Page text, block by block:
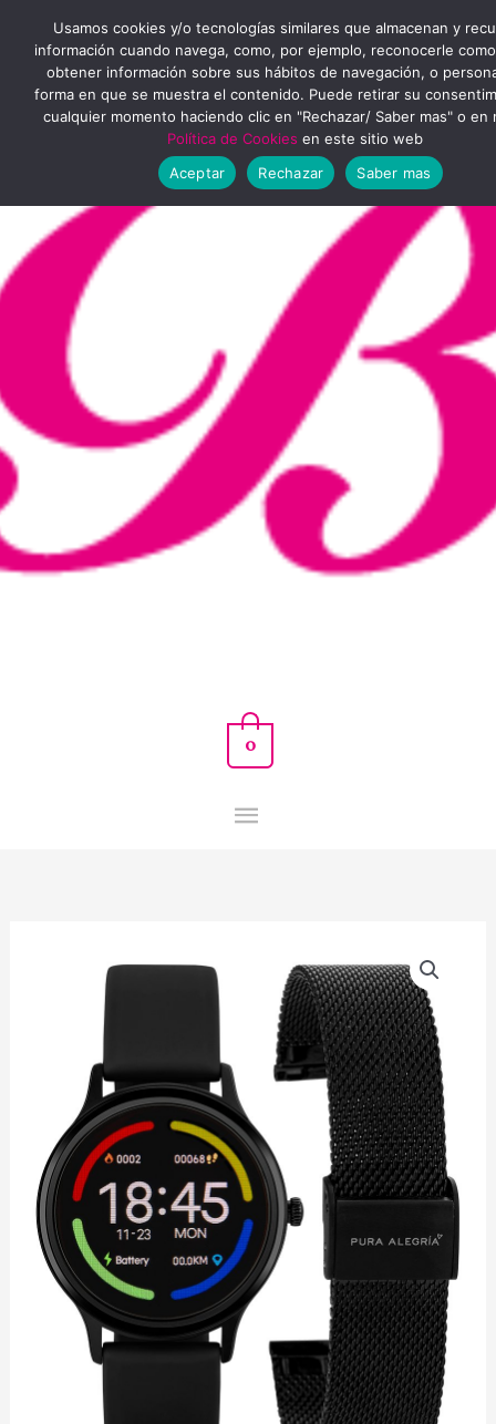
contenido
MENÚ
PRINCIPAL
0
cantidad
Usamos cookies y/o tecnologías similares que almacenan y
información cuando navega, como, por ejemplo, reconocerle
obtener información sobre sus hábitos de navegación, o
forma en que se muestra el contenido. Puede retirar su
cualquier momento haciendo clic en "Rechazar/ Saber mas" o en
Política de Cookies en este sitio web
Aceptar
Rechazar Saber mas